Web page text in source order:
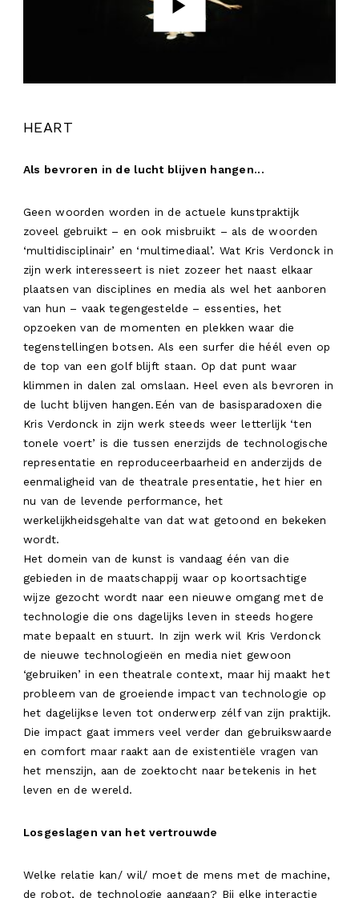
HEART
Als bevroren in de lucht blijven hangen...
Geen woorden worden in de actuele kunstpraktijk
zoveel gebruikt – en ook misbruikt – als de woorden
‘multidisciplinair’ en ‘multimediaal’. Wat Kris Verdonck in
zijn werk interesseert is niet zozeer het naast elkaar
plaatsen van disciplines en media als wel het aanboren
van hun – vaak tegengestelde – essenties, het
opzoeken van de momenten en plekken waar die
tegenstellingen botsen. Als een surfer die héél even op
de top van een golf blijft staan. Op dat punt waar
klimmen in dalen zal omslaan. Heel even als bevroren in
de lucht blijven hangen.Eén van de basisparadoxen die
Kris Verdonck in zijn werk steeds weer letterlijk ‘ten
tonele voert’ is die tussen enerzijds de technologische
representatie en reproduceerbaarheid en anderzijds de
eenmaligheid van de theatrale presentatie, het hier en
nu van de levende performance, het
werkelijkheidsgehalte van dat wat getoond en bekeken
wordt.
Het domein van de kunst is vandaag één van die
gebieden in de maatschappij waar op koortsachtige
wijze gezocht wordt naar een nieuwe omgang met de
technologie die ons dagelijks leven in steeds hogere
mate bepaalt en stuurt. In zijn werk wil Kris Verdonck
de nieuwe technologieën en media niet gewoon
‘gebruiken’ in een theatrale context, maar hij maakt het
probleem van de groeiende impact van technologie op
het dagelijkse leven tot onderwerp zélf van zijn praktijk.
Die impact gaat immers veel verder dan gebruikswaarde
en comfort maar raakt aan de existentiële vragen van
het menszijn, aan de zoektocht naar betekenis in het
leven en de wereld.
Losgeslagen van het vertrouwde
Welke relatie kan/ wil/ moet de mens met de machine,
de robot, de technologie aangaan? Bij elke interactie